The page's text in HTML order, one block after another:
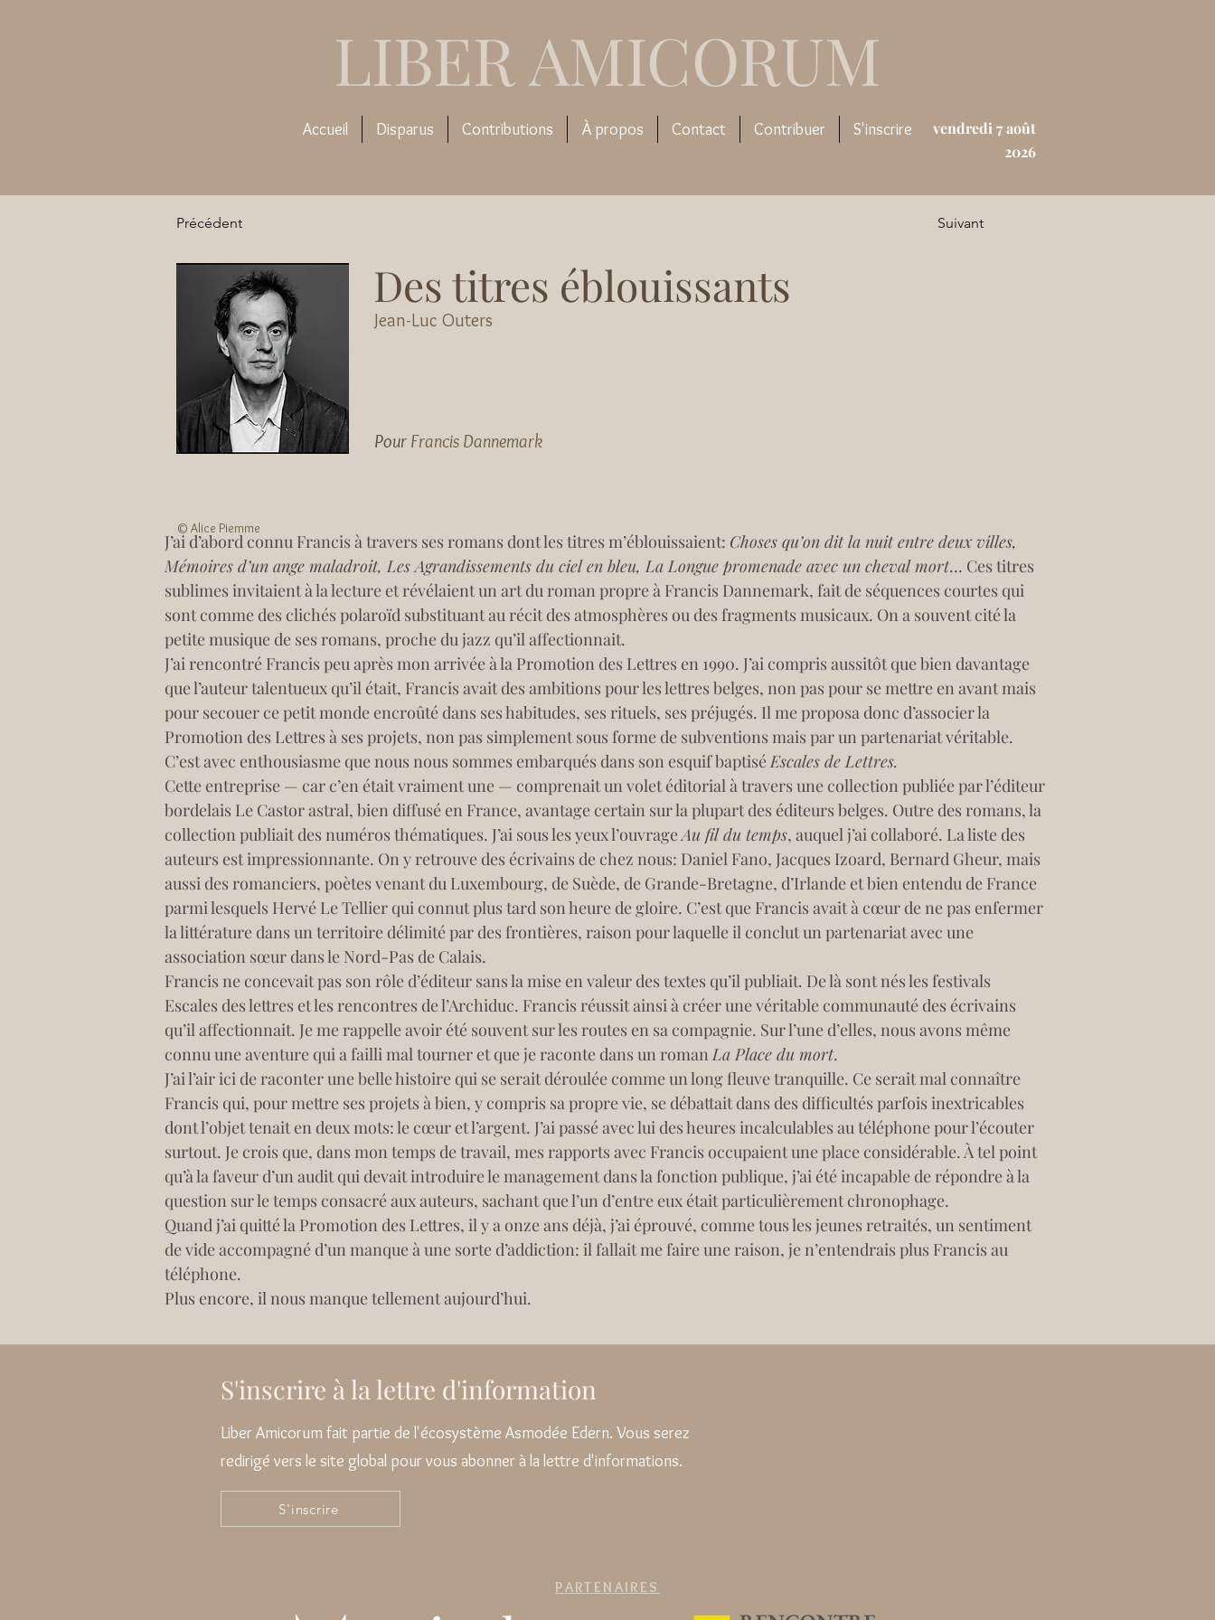
LIBER AMICORUM
Accueil Disparus Contributions À propos Contact Contribuer S'inscrire
vendredi 7 août
2026
Précédent Suivant
Des titres éblouissants
Jean-Luc Outers
Pour Francis Dannemark
J’ai d’abord connu Francis à travers ses romans dont les titres m’éblouissaient: Choses qu’on dit la nuit entre deux villes,
Mémoires d’un ange maladroit, Les Agrandissements du ciel en bleu, La Longue promenade avec un cheval mort… Ces titres
sublimes invitaient à la lecture et révélaient un art du roman propre à Francis Dannemark, fait de séquences courtes qui
sont comme des clichés polaroïd substituant au récit des atmosphères ou des fragments musicaux. On a souvent cité la
petite musique de ses romans, proche du jazz qu’il affectionnait.
J’ai rencontré Francis peu après mon arrivée à la Promotion des Lettres en 1990. J’ai compris aussitôt que bien davantage
que l’auteur talentueux qu’il était, Francis avait des ambitions pour les lettres belges, non pas pour se mettre en avant mais
pour secouer ce petit monde encroûté dans ses habitudes, ses rituels, ses préjugés. Il me proposa donc d’associer la
Promotion des Lettres à ses projets, non pas simplement sous forme de subventions mais par un partenariat véritable.
C’est avec enthousiasme que nous nous sommes embarqués dans son esquif baptisé Escales de Lettres.
Cette entreprise — car c’en était vraiment une — comprenait un volet éditorial à travers une collection publiée par l’éditeur
bordelais Le Castor astral, bien diffusé en France, avantage certain sur la plupart des éditeurs belges. Outre des romans, la
collection publiait des numéros thématiques. J’ai sous les yeux l’ouvrage Au fil du temps, auquel j’ai collaboré. La liste des
auteurs est impressionnante. On y retrouve des écrivains de chez nous: Daniel Fano, Jacques Izoard, Bernard Gheur, mais
aussi des romanciers, poètes venant du Luxembourg, de Suède, de Grande-Bretagne, d’Irlande et bien entendu de France
parmi lesquels Hervé Le Tellier qui connut plus tard son heure de gloire. C’est que Francis avait à cœur de ne pas enfermer
la littérature dans un territoire délimité par des frontières, raison pour laquelle il conclut un partenariat avec une
association sœur dans le Nord-Pas de Calais.
Francis ne concevait pas son rôle d’éditeur sans la mise en valeur des textes qu’il publiait. De là sont nés les festivals
Escales des lettres et les rencontres de l’Archiduc. Francis réussit ainsi à créer une véritable communauté des écrivains
qu’il affectionnait. Je me rappelle avoir été souvent sur les routes en sa compagnie. Sur l’une d’elles, nous avons même
connu une aventure qui a failli mal tourner et que je raconte dans un roman La Place du mort.
J’ai l’air ici de raconter une belle histoire qui se serait déroulée comme un long fleuve tranquille. Ce serait mal connaître
Francis qui, pour mettre ses projets à bien, y compris sa propre vie, se débattait dans des difficultés parfois inextricables
dont l’objet tenait en deux mots: le cœur et l’argent. J’ai passé avec lui des heures incalculables au téléphone pour l’écouter
surtout. Je crois que, dans mon temps de travail, mes rapports avec Francis occupaient une place considérable. À tel point
qu’à la faveur d’un audit qui devait introduire le management dans la fonction publique, j’ai été incapable de répondre à la
question sur le temps consacré aux auteurs, sachant que l’un d’entre eux était particulièrement chronophage.
Quand j’ai quitté la Promotion des Lettres, il y a onze ans déjà, j’ai éprouvé, comme tous les jeunes retraités, un sentiment
de vide accompagné d’un manque à une sorte d’addiction: il fallait me faire une raison, je n’entendrais plus Francis au
téléphone.
Plus encore, il nous manque tellement aujourd’hui.
© Alice Piemme
S'inscrire à la lettre d'information
Liber Amicorum fait partie de l'écosystème Asmodée Edern. Vous serez
redirigé vers le site global pour vous abonner à la lettre d'informations.
S'inscrire
PARTENAIRES